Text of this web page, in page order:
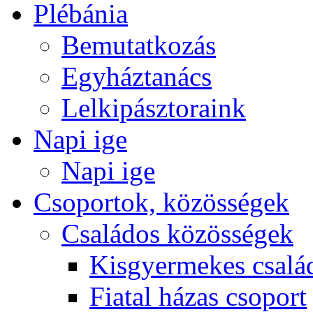
Plébánia
Bemutatkozás
Egyháztanács
Lelkipásztoraink
Napi ige
Napi ige
Csoportok, közösségek
Családos közösségek
Kisgyermekes
Fiatal házas csoport